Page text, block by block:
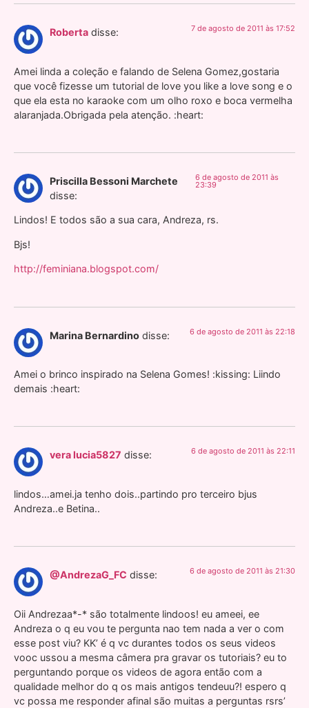
Roberta disse: 7 de agosto de 2011 às 17:52
Amei linda a coleção e falando de Selena Gomez,gostaria
que você fizesse um tutorial de love you like a love song e o
que ela esta no karaoke com um olho roxo e boca vermelha
alaranjada.Obrigada pela atenção. :heart:
Priscilla Bessoni Marchete
disse:
6 de agosto de 2011 às
23:39
Lindos! E todos são a sua cara, Andreza, rs.
Bjs!
http://feminiana.blogspot.com/
Marina Bernardino disse: 6 de agosto de 2011 às 22:18
Amei o brinco inspirado na Selena Gomes! :kissing: Liindo
demais :heart:
vera lucia5827 disse: 6 de agosto de 2011 às 22:11
lindos…amei.ja tenho dois..partindo pro terceiro bjus
Andreza..e Betina..
@AndrezaG_FC disse: 6 de agosto de 2011 às 21:30
Oii Andrezaa*-* são totalmente lindoos! eu ameei, ee
Andreza o q eu vou te pergunta nao tem nada a ver o com
esse post viu? KK’ é q vc durantes todos os seus videos
vooc ussou a mesma câmera pra gravar os tutoriais? eu to
perguntando porque os videos de agora então com a
qualidade melhor do q os mais antigos tendeuu?! espero q
vc possa me responder afinal são muitas a perguntas rsrs’